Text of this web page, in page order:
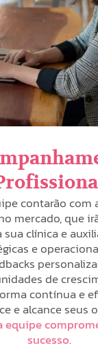
contarão com
mercado, que
clínica e
e
de
contínua e
e alcance seus
equipe
sucesso.